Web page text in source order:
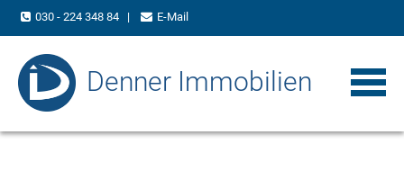
030 - 224 348 84 | E-Mail
Denner Immobilien